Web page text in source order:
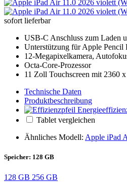
sofort lieferbar
USB-C Anschluss zum Laden
Unterstützung für Apple Pencil
12-Megapixelkamera,
Octa-Core-Prozessor
11 Zoll Touchscreen mit 2360
Technische Daten
Produktbeschreibung
Tablet vergleichen
Ähnliches Modell: Apple iPad
Speicher: 128 GB
128 GB 256 GB